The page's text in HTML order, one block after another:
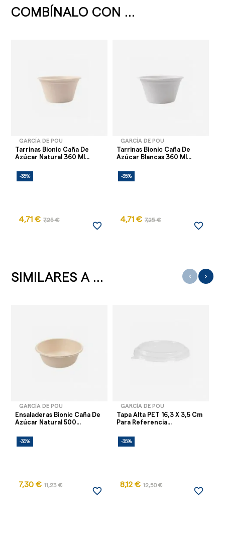
COMBÍNALO CON ...
GARCÍA DE POU
Tarrinas Bionic Caña De
Azúcar Natural 360 Ml...
-35%
4,71 € 7,25 €
favorite_border
GARCÍA DE POU
Tarrinas Bionic Caña De
Azúcar Blancas 360 Ml...
-35%
4,71 € 7,25 €
favorite_border
SIMILARES A ...
GARCÍA DE POU
Ensaladeras Bionic Caña De
Azúcar Natural 500...
-35%
7,30 € 11,23 €
favorite_border
GARCÍA DE POU
Tapa Alta PET 16,3 X 3,5 Cm
Para Referencia...
-35%
8,12 € 12,50 €
favorite_border
‹ ›